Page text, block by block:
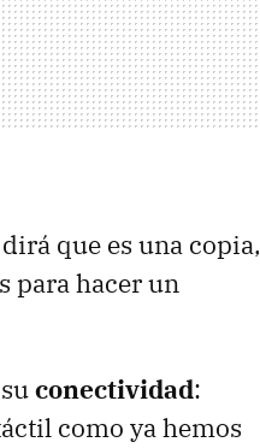
que es una copia,
para hacer un
conectividad:
como ya hemos